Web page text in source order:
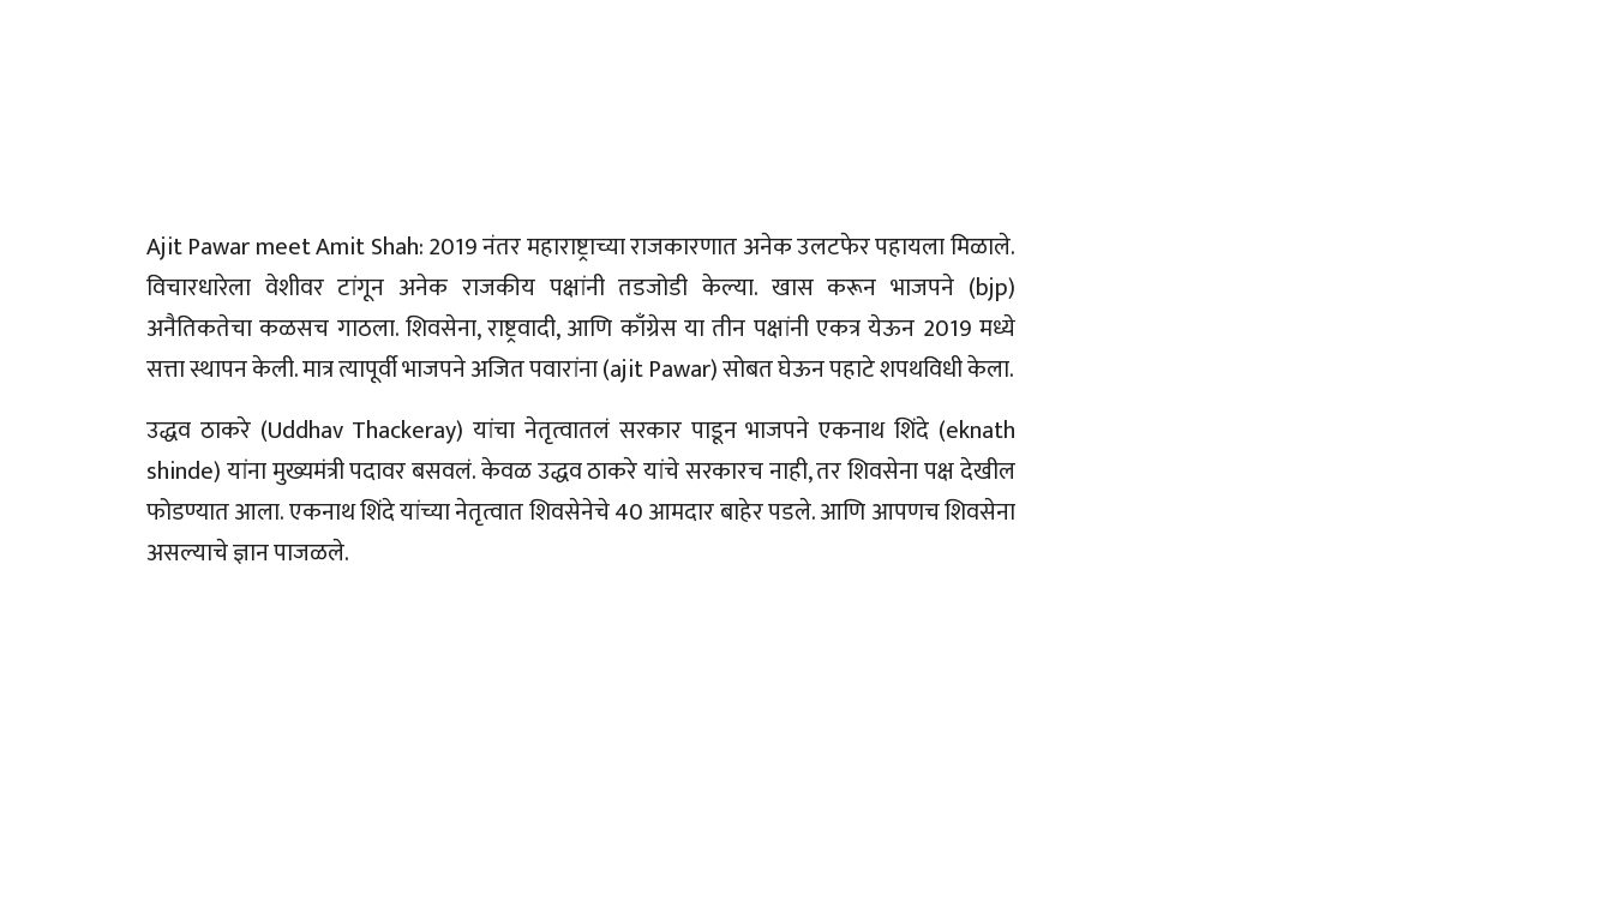
Ajit Pawar meet Amit Shah: 2019 नंतर महाराष्ट्राच्या राजकारणात अनेक उलटफेर पहायला मिळाले.
विचारधारेला वेशीवर टांगून अनेक राजकीय पक्षांनी तडजोडी केल्या. खास करून भाजपने (bjp)
अनैतिकतेचा कळसच गाठला. शिवसेना, राष्ट्रवादी, आणि काँग्रेस या तीन पक्षांनी एकत्र येऊन 2019 मध्ये
सत्ता स्थापन केली. मात्र त्यापूर्वी भाजपने अजित पवारांना (ajit Pawar) सोबत घेऊन पहाटे शपथविधी केला.
उद्धव ठाकरे (Uddhav Thackeray) यांचा नेतृत्वातलं सरकार पाडून भाजपने एकनाथ शिंदे (eknath
shinde) यांना मुख्यमंत्री पदावर बसवलं. केवळ उद्धव ठाकरे यांचे सरकारच नाही, तर शिवसेना पक्ष देखील
फोडण्यात आला. एकनाथ शिंदे यांच्या नेतृत्वात शिवसेनेचे 40 आमदार बाहेर पडले. आणि आपणच शिवसेना
असल्याचे ज्ञान पाजळले.